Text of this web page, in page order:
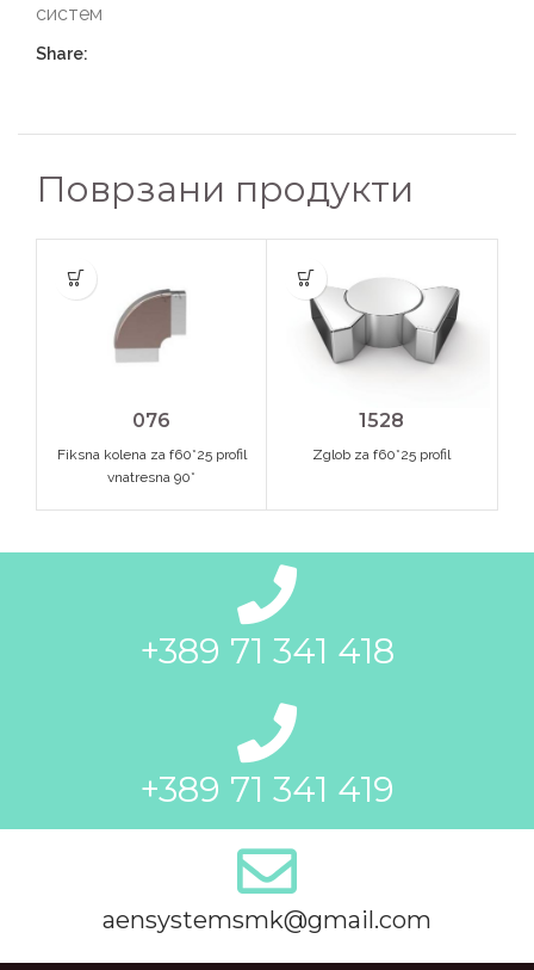
систем
Share:
Поврзани продукти
076
Fiksna kolena za f60*25 profil
vnatresna 90*
1528
Zglob za f60*25 profil
+389 71 341 418
+389 71 341 419
aensystemsmk@gmail.com